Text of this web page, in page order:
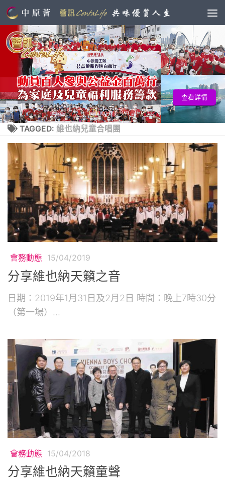
查看詳情
TAGGED: 維也納兒童合唱團
會務動態 15/04/2019
分享維也納天籟之音
日期：2019年1月31日及2月2日 時間：晚上7時30分
（第一場）...
會務動態 15/04/2018
分享維也納天籟童聲